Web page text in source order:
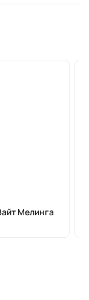
Мелинга